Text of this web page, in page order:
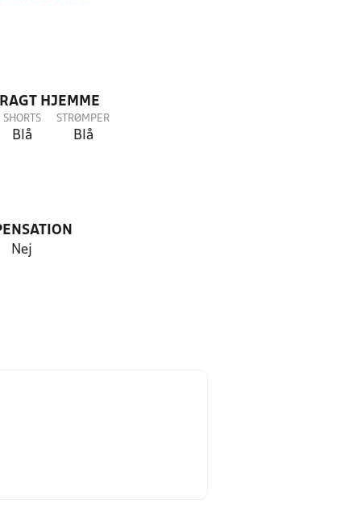
HJEMME
SHORTS
Blå
STRØMPER
Blå
Nej